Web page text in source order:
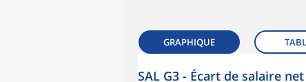
GRAPHIQUE
SAL G3 - Écart de salaire